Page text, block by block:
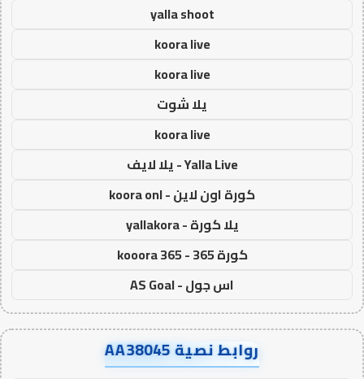
yalla shoot
koora live
koora live
يلا شوت
koora live
Yalla Live - يلا لايف
كورة اون لاين - koora onl
يلا كورة - yallakora
كورة 365 - kooora 365
اس جول - AS Goal
روابط نصية AA38045